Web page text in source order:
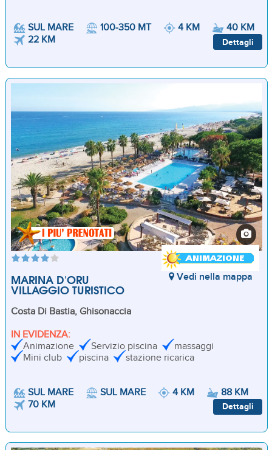
SUL MARE 100-350 MT 4 KM
40 KM
22 KM
Dettagli
MARINA D'ORU
VILLAGGIO TURISTICO
Vedi nella mappa
Costa Di Bastia, Ghisonaccia
IN EVIDENZA:
Animazione
Servizio piscina
massaggi
Mini club
piscina stazione ricarica
SUL MARE SUL MARE 4 KM
88 KM
70 KM
Dettagli